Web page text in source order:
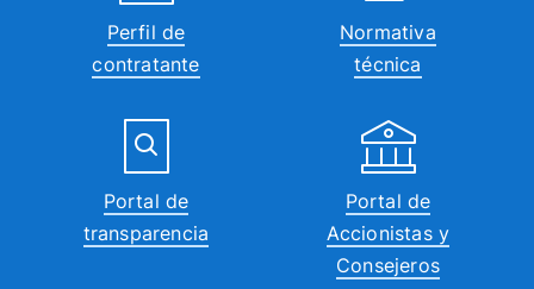
Perfil de
contratante
Normativa
técnica
Portal de
transparencia
Portal de
Accionistas y
Consejeros